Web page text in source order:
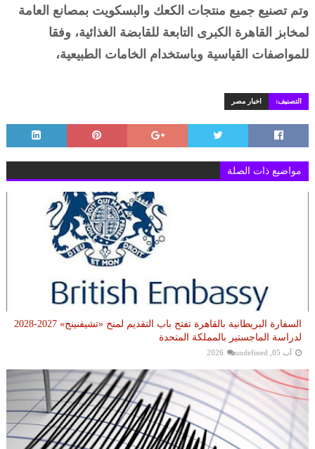
وتم تصنيع جميع منتجات الكعك والبسكويت بمصانع العامة
لمخابز القاهرة الكبرى التابعة للقابضة الغذائية، وفقا
للمواصفات القياسية وباستخدام الخامات الطبيعية،
التصنيف: اخبار مصر
مواضيع ذات الصلة
السفارة البريطانية بالقاهرة تفتح باب التقديم لمنح «تشيفنينج» 2027-2028
لدراسة الماجستير بالمملكة المتحدة
آب 05, 2026 undefined